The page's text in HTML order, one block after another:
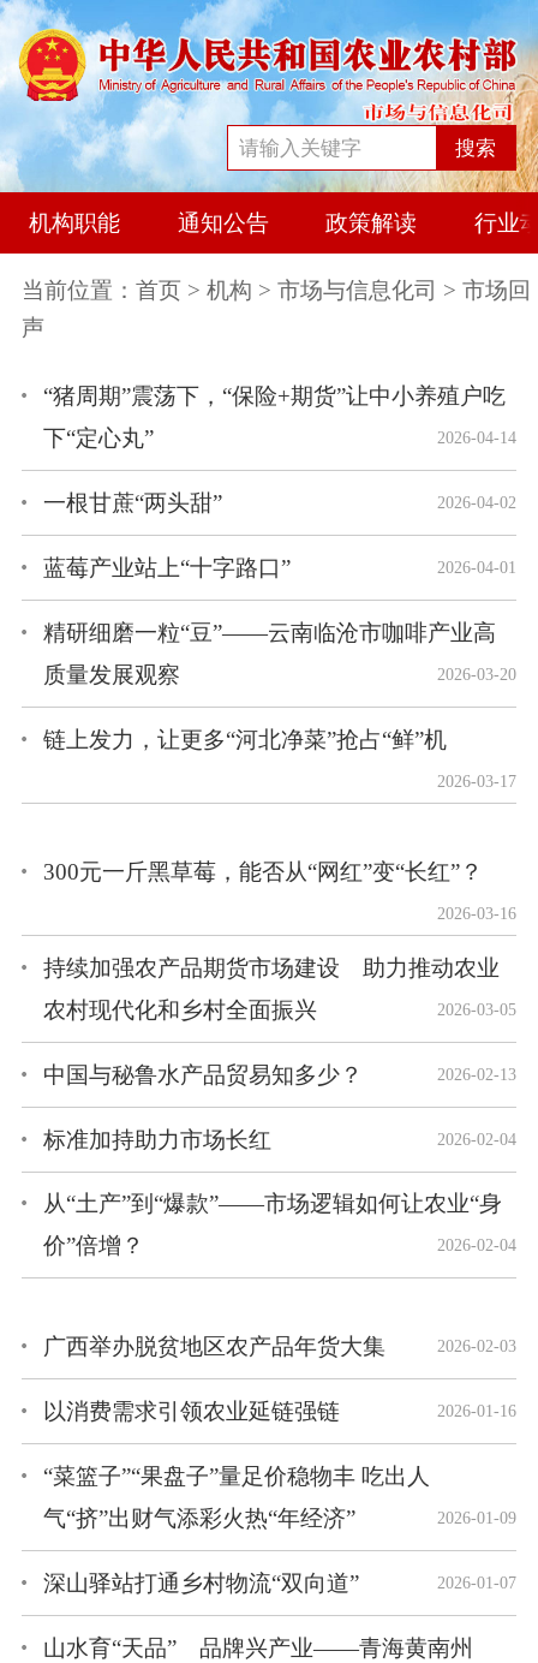
搜索
机构职能 通知公告 政策解读 行业
当前位置： 首页 > 机构 > 市场与信息化司 > 市场回
声
“猪周期”震荡下，“保险+期货”让中小养殖户吃
下“定心丸”
2026-04-14
一根甘蔗“两头甜” 2026-04-02
蓝莓产业站上“十字路口” 2026-04-01
精研细磨一粒“豆”——云南临沧市咖啡产业高
质量发展观察
2026-03-20
链上发力，让更多“河北净菜”抢占“鲜”机
2026-03-17
300元一斤黑草莓，能否从“网红”变“长红”？
2026-03-16
持续加强农产品期货市场建设 助力推动农业
农村现代化和乡村全面振兴
2026-03-05
中国与秘鲁水产品贸易知多少？ 2026-02-13
标准加持助力市场长红 2026-02-04
从“土产”到“爆款”——市场逻辑如何让农业“身
价”倍增？
2026-02-04
广西举办脱贫地区农产品年货大集 2026-02-03
以消费需求引领农业延链强链 2026-01-16
“菜篮子”“果盘子”量足价稳物丰 吃出人
气“挤”出财气添彩火热“年经济”
2026-01-09
深山驿站打通乡村物流“双向道” 2026-01-07
山水育“天品” 品牌兴产业——青海黄南州